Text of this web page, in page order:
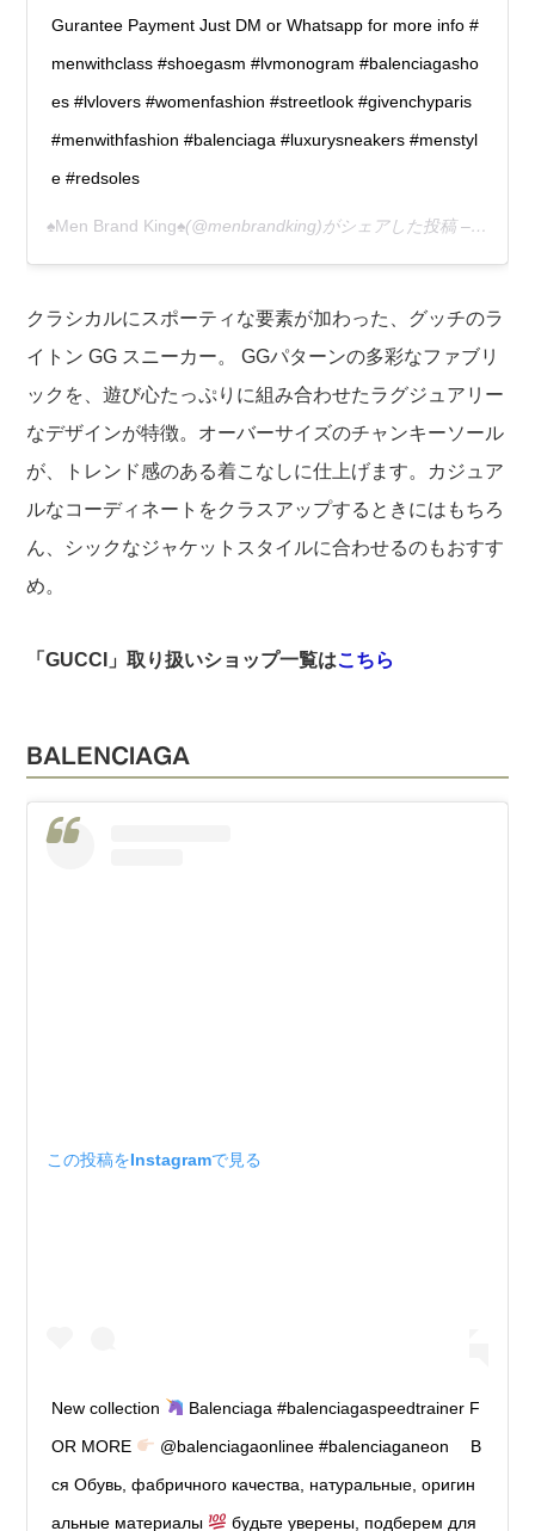
Gurantee Payment Just DM or Whatsapp for more info #
menwithclass #shoegasm #lvmonogram #balenciagasho
es #lvlovers #womenfashion #streetlook #givenchyparis
#menwithfashion #balenciaga #luxurysneakers #menstyl
e #redsoles
♠️Men Brand King♠️(@menbrandking)がシェアした投稿 – 2020
クラシカルにスポーティな要素が加わった、グッチのラ
イトン GG スニーカー。 GGパターンの多彩なファブリ
ックを、遊び心たっぷりに組み合わせたラグジュアリー
なデザインが特徴。オーバーサイズのチャンキーソール
が、トレンド感のある着こなしに仕上げます。カジュア
ルなコーディネートをクラスアップするときにはもちろ
ん、シックなジャケットスタイルに合わせるのもおすす
め。
「GUCCI」取り扱いショップ一覧はこちら
BALENCIAGA
この投稿をInstagramで見る
New collection
Balenciaga #balenciagaspeedtrainer F
OR MORE
@balenciagaonlinee #balenciaganeon ⠀ В
ся Обувь, фабричного качества, натуральные, оригин
альные материалы
будьте уверены, подберем для